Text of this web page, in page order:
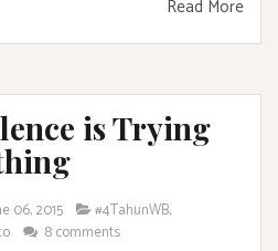
Read More
is Trying
06, 2015 #4TahunWB,
8 comments